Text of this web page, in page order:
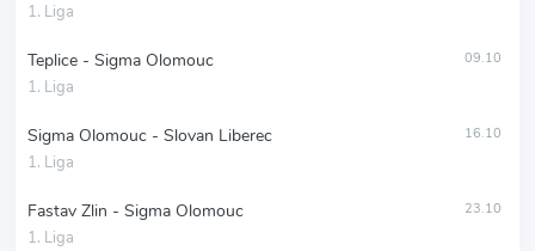
1. Liga
Teplice - Sigma Olomouc
1. Liga
09.10
Sigma Olomouc - Slovan Liberec
1. Liga
16.10
Fastav Zlin - Sigma Olomouc
1. Liga
23.10